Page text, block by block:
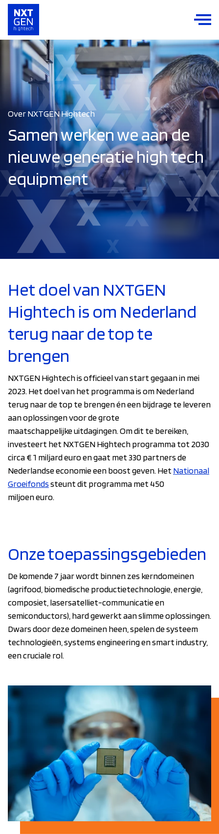
Over NXTGEN Hightech
Samen werken we aan de
nieuwe generatie high tech
equipment
Het doel van NXTGEN
Hightech is om Nederland
terug naar de top te
brengen
NXTGEN Hightech is officieel van start gegaan in mei
2023. Het doel van het programma is om Nederland
terug naar de top te brengen én een bijdrage te leveren
aan oplossingen voor de grote
maatschappelijke uitdagingen. Om dit te bereiken,
investeert het NXTGEN Hightech programma tot 2030
circa € 1 miljard euro en gaat met 330 partners de
Nederlandse economie een boost geven. Het Nationaal
Groeifondssteunt dit programma met 450
miljoen euro.
Onze toepassingsgebieden
De komende 7 jaar wordt binnen zes kerndomeinen
(agrifood, biomedische productietechnologie, energie,
composiet, lasersatelliet-communicatie en
semiconductors), hard gewerkt aan slimme oplossingen.
Dwars door deze domeinen heen, spelen de systeem
technologieën, systems engineering en smart industry,
een cruciale rol.